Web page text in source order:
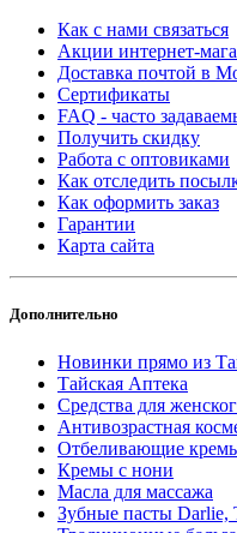
Как с нами связаться
Акции интернет-
Доставка почтой в
Сертификаты
FAQ - часто
Получить скидку
Работа с оптовиками
Как отследить
Как оформить заказ
Гарантии
Карта сайта
Дополнительно
Новинки прямо из
Тайская Аптека
Средства для
Антивозрастная
Отбеливающие
Кремы с нони
Масла для массажа
Зубные пасты Darlie,